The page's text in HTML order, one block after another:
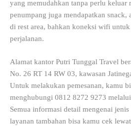
yang memudahkan tanpa perlu keluar
penumpang juga mendapatkan snack,
di rest area, bahkan koneksi wifi untuk
perjalanan.
Alamat kantor Putri Tunggal Travel
No. 26 RT 14 RW 03, kawasan
Untuk melakukan pemesanan, kamu
menghubungi 0812 8272 9273
Semua informasi detail mengenai
layanan tambahan bisa kamu cek